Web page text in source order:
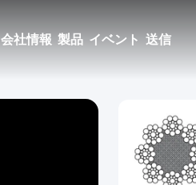
会社情報 製品 イベント 送信